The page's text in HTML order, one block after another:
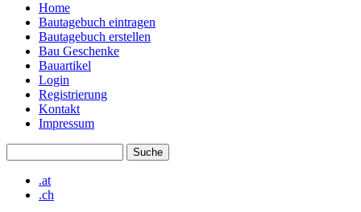
Hauptmenü
Home
Bautagebuch eintragen
Bautagebuch erstellen
Bau Geschenke
Bauartikel
Login
Registrierung
Kontakt
Impressum
.at
.ch